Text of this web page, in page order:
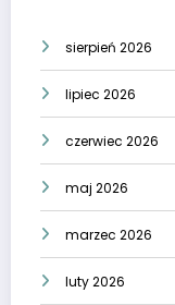
sierpień 2026
lipiec 2026
czerwiec 2026
maj 2026
marzec 2026
luty 2026